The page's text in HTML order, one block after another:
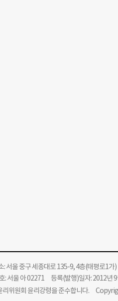
울 중구 세종대로 135-9, 4층(태평로1
: 서울 아 02271 등록(발행)일자: 2012
리위원회 윤리강령을 준수합니다.